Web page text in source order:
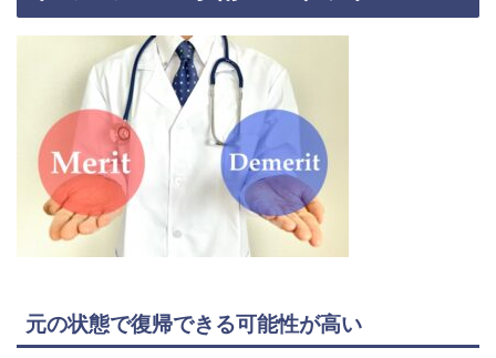
元の状態で復帰できる可能性が高い